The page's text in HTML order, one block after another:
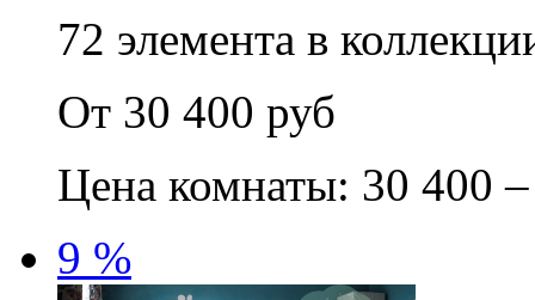
72 элемента в
От 30 400 руб
Цена комнаты: 30 400
9 %